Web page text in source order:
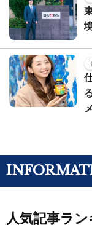
人気記事ラ